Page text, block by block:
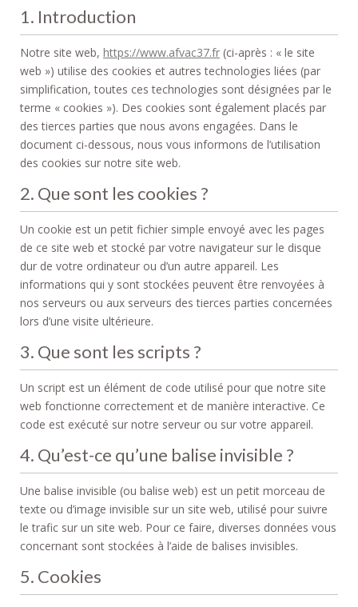
1. Introduction
Notre site web, https://www.afvac37.fr (ci-après : « le site
web ») utilise des cookies et autres technologies liées (par
simplification, toutes ces technologies sont désignées par le
terme « cookies »). Des cookies sont également placés par
des tierces parties que nous avons engagées. Dans le
document ci-dessous, nous vous informons de l’utilisation
des cookies sur notre site web.
2. Que sont les cookies ?
Un cookie est un petit fichier simple envoyé avec les pages
de ce site web et stocké par votre navigateur sur le disque
dur de votre ordinateur ou d’un autre appareil. Les
informations qui y sont stockées peuvent être renvoyées à
nos serveurs ou aux serveurs des tierces parties concernées
lors d’une visite ultérieure.
3. Que sont les scripts ?
Un script est un élément de code utilisé pour que notre site
web fonctionne correctement et de manière interactive. Ce
code est exécuté sur notre serveur ou sur votre appareil.
4. Qu’est-ce qu’une balise invisible ?
Une balise invisible (ou balise web) est un petit morceau de
texte ou d’image invisible sur un site web, utilisé pour suivre
le trafic sur un site web. Pour ce faire, diverses données vous
concernant sont stockées à l’aide de balises invisibles.
5. Cookies